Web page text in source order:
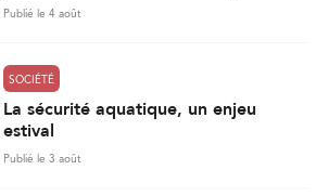
Charger plus de nouvelles